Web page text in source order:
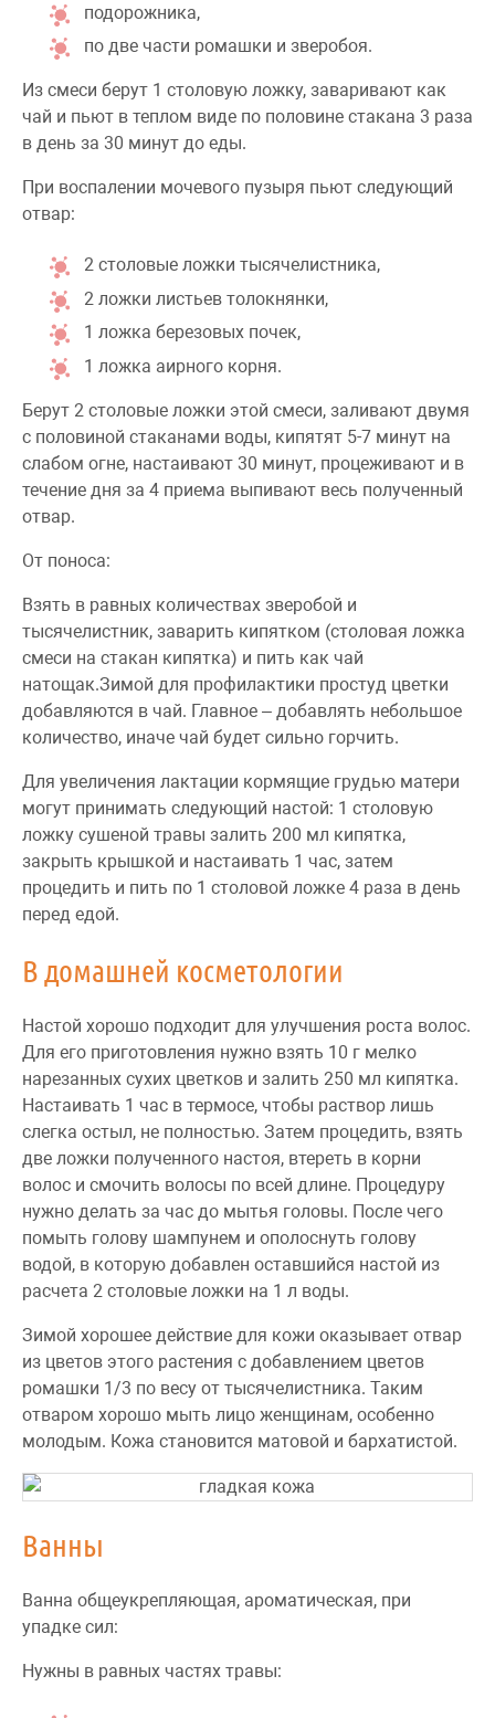
подорожника,
по две части ромашки и зверобоя.
Из смеси берут 1 столовую ложку, заваривают как
чай и пьют в теплом виде по половине стакана 3 раза
в день за 30 минут до еды.
При воспалении мочевого пузыря пьют следующий
отвар:
2 столовые ложки тысячелистника,
2 ложки листьев толокнянки,
1 ложка березовых почек,
1 ложка аирного корня.
Берут 2 столовые ложки этой смеси, заливают двумя
с половиной стаканами воды, кипятят 5-7 минут на
слабом огне, настаивают 30 минут, процеживают и в
течение дня за 4 приема выпивают весь полученный
отвар.
От поноса:
Взять в равных количествах зверобой и
тысячелистник, заварить кипятком (столовая ложка
смеси на стакан кипятка) и пить как чай
натощак.Зимой для профилактики простуд цветки
добавляются в чай. Главное – добавлять небольшое
количество, иначе чай будет сильно горчить.
Для увеличения лактации кормящие грудью матери
могут принимать следующий настой: 1 столовую
ложку сушеной травы залить 200 мл кипятка,
закрыть крышкой и настаивать 1 час, затем
процедить и пить по 1 столовой ложке 4 раза в день
перед едой.
В домашней косметологии
Настой хорошо подходит для улучшения роста волос.
Для его приготовления нужно взять 10 г мелко
нарезанных сухих цветков и залить 250 мл кипятка.
Настаивать 1 час в термосе, чтобы раствор лишь
слегка остыл, не полностью. Затем процедить, взять
две ложки полученного настоя, втереть в корни
волос и смочить волосы по всей длине. Процедуру
нужно делать за час до мытья головы. После чего
помыть голову шампунем и ополоснуть голову
водой, в которую добавлен оставшийся настой из
расчета 2 столовые ложки на 1 л воды.
Зимой хорошее действие для кожи оказывает отвар
из цветов этого растения с добавлением цветов
ромашки 1/3 по весу от тысячелистника. Таким
отваром хорошо мыть лицо женщинам, особенно
молодым. Кожа становится матовой и бархатистой.
Ванны
Ванна общеукрепляющая, ароматическая, при
упадке сил:
Нужны в равных частях травы: